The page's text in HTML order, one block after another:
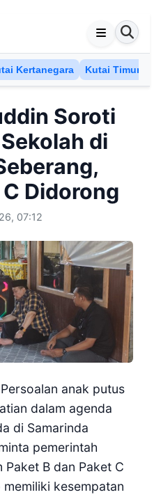
Kertanegara Kutai Timur
Soroti
di
Didorong
07:12
Persoalan anak putus
dalam agenda
di Samarinda
pemerintah
B dan Paket C
kesempatan